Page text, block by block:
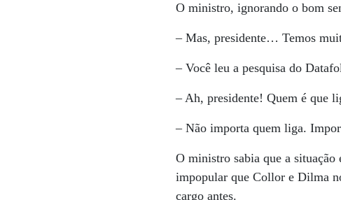
O ministro, ignorando o bom
– Mas, presidente… Temos
– Você leu a pesquisa do
– Ah, presidente! Quem é que
– Não importa quem liga.
O ministro sabia que a situação
impopular que Collor e Dilma
cargo antes.